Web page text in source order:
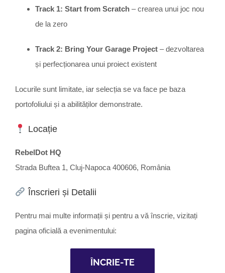
Track 1: Start from Scratch –crearea unui joc nou
de la zero
Track 2: Bring Your Garage Project –dezvoltarea
și perfecționarea unui proiect existent
Locurile sunt limitate, iar selecția se va face pe baza
portofoliului și a abilităților demonstrate.
Locație
RebelDot HQ
Strada Buftea 1, Cluj-Napoca 400606, România
Înscrieri și Detalii
Pentru mai multe informații și pentru a vă înscrie, vizitați
pagina oficială a evenimentului:
ÎNCRIE-TE